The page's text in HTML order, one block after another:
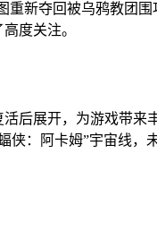
重新夺回被乌鸦教团
度关注。
后展开，为游戏带来
：阿卡姆”宇宙线，